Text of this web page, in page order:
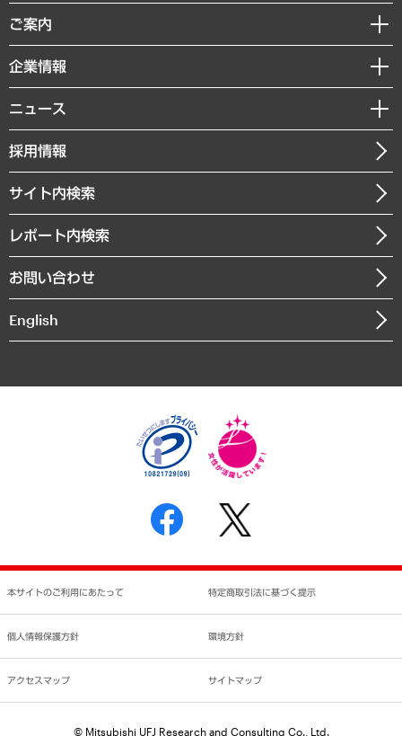
デジタルイノベーション
共生・ダイバーシティ
GRC（ガバナンス・リスク・コンプライアンス）・防災（政策）
経済・産業・雇用・労働
まちづくり・観光・交通・スポーツ・スマートシティ
自然資源・農林水産業・食料システム
経済調査
レポート
コラム
経営用語集
受託・受注実績（官公庁関連）
メディア掲載・出演
ご案内
セミナー・イベント情報
MUFGビジネスセミナー
受託案件情報
企業情報
私たちの想い
社長メッセージ
会社概要
沿革
組織図・本部部室紹介
インドネシア現地法人
個人情報保護方針
反社会的勢力に対する基本方針
書面による個人情報の開示等の請求の手続きについて
ニュース
ニュースリリース
お知らせ
採用情報
サイト内検索
レポート内検索
お問い合わせ
English
本サイトのご利用にあたって 特定商取引法に基づく提示
個人情報保護方針 環境方針
アクセスマップ サイトマップ
© Mitsubishi UFJ Research and Consulting Co., Ltd.